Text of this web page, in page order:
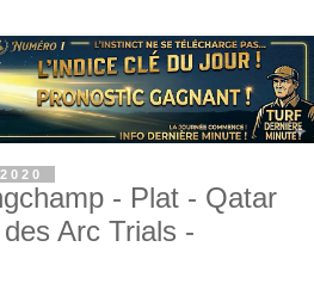
- Plat - Qatar
Arc Trials -